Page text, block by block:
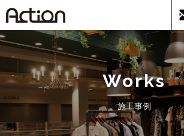
Works
施工事例